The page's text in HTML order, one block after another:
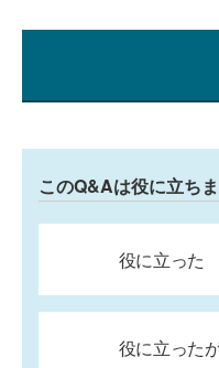
このQ&Aは役に立ち
役に立った
役に立った